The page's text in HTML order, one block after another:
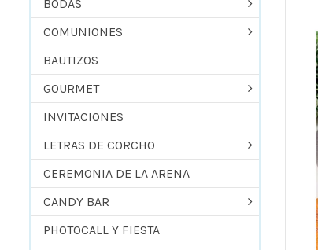
BODAS
COMUNIONES
BAUTIZOS
GOURMET
INVITACIONES
LETRAS DE CORCHO
CEREMONIA DE LA ARENA
CANDY BAR
PHOTOCALL Y FIESTA